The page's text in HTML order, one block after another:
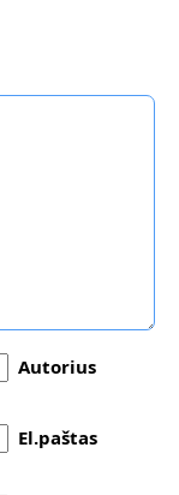
Autorius
El.paštas